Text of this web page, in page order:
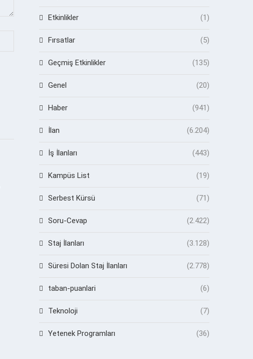
Etkinlikler (1)
Fırsatlar (5)
Geçmiş Etkinlikler (135)
Genel (20)
Haber (941)
İlan (6.204)
İş İlanları (443)
Kampüs List (19)
Serbest Kürsü (71)
Soru-Cevap (2.422)
Staj İlanları (3.128)
Süresi Dolan Staj İlanları (2.778)
taban-puanlari (6)
Teknoloji (7)
Yetenek Programları (36)